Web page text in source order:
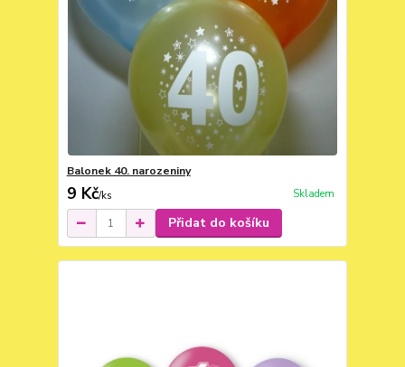
Balonek 40. narozeniny
9 Kč/ks Skladem
Přidat do košíku